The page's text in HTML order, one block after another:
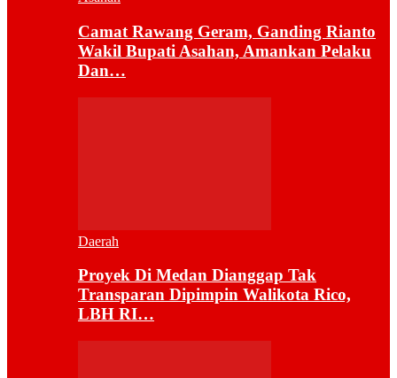
Camat Rawang Geram, Ganding Rianto
Wakil Bupati Asahan, Amankan Pelaku
Dan…
Daerah
Proyek Di Medan Dianggap Tak
Transparan Dipimpin Walikota Rico,
LBH RI…